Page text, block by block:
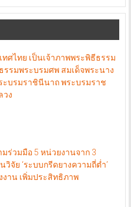
เทศไทย เป็นเจ้าภาพพระพิธีธรรม
รรมพระบรมศพ สมเด็จพระนาง
ะบรมราชินีนาถ พระบรมราช
ง
มร่วมมือ 5 หน่วยงานจาก 3
วิจัย ‘ระบบกรีดยางความถี่ต่ำ’
งาน เพิ่มประสิทธิภาพ